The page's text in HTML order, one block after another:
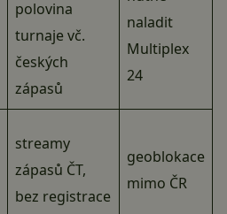
polovina
turnaje vč.
českých
zápasů
naladit
Multiplex
24
streamy
zápasů ČT,
bez registrace
geoblokace
mimo ČR